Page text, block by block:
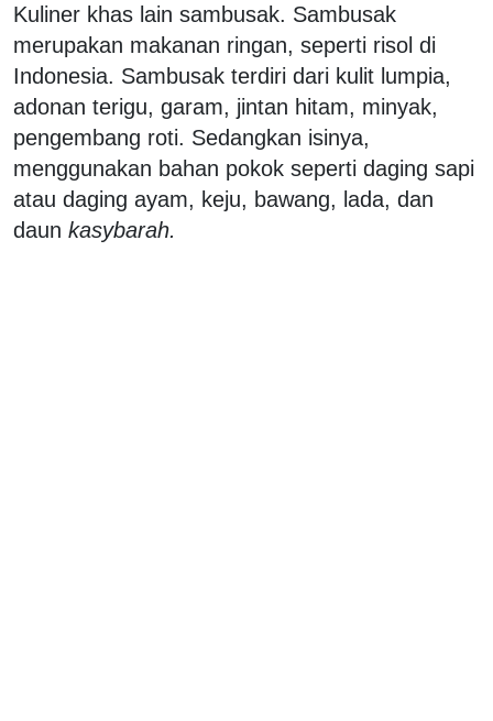
Kuliner khas lain sambusak. Sambusak
merupakan makanan ringan, seperti risol di
Indonesia. Sambusak terdiri dari kulit lumpia,
adonan terigu, garam, jintan hitam, minyak,
pengembang roti. Sedangkan isinya,
menggunakan bahan pokok seperti daging sapi
atau daging ayam, keju, bawang, lada, dan
daun kasybarah.